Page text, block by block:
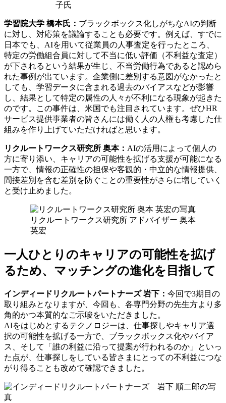
子氏
学習院大学 橋本氏： ブラックボックス化しがちなAIの判断
に対し、対応策を議論することも必要です。例えば、すでに
日本でも、AIを用いて従業員の人事査定を行ったところ、
特定の労働組合員に対して不当に低い評価（不利益な査定）
が下されるという結果が生じ、不当労働行為であると認めら
れた事例が出ています。企業側に差別する意図がなかったと
しても、学習データに含まれる過去のバイアスなどが影響
し、結果として特定の属性の人々が不利になる現象が起きた
のです。この事件は、米国でも注目されています。ぜひHR
サービス提供事業者の皆さんには働く人の人権も考慮した仕
組みを作り上げていただければと思います。
リクルートワークス研究所 奥本： AIの活用によって個人の
方に寄り添い、キャリアの可能性を拡げる支援が可能になる
一方で、情報の正確性の担保や客観的・中立的な情報提供、
間接差別を含む差別を防ぐことの重要性がさらに増していく
と受け止めました。
リクルートワークス研究所 アドバイザー 奥本
英宏
一人ひとりのキャリアの可能性を拡げ
るため、マッチングの進化を目指して
インディードリクルートパートナーズ 岩下： 今回で3期目の
取り組みとなりますが、今回も、各専門分野の先生方より多
角的かつ本質的なご示唆をいただきました。
AIをはじめとするテクノロジーは、仕事探しやキャリア選
択の可能性を拡げる一方で、ブラックボックス化やバイア
ス、そして「誰の利益に沿って提案が行われるのか」といっ
た点が、仕事探しをしている皆さまにとっての不利益につな
がり得ることも改めて確認できました。